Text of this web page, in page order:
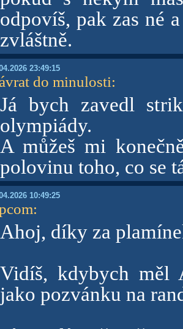
odpovíš, pak zas né
zvláštně.
23:49:15
do minulosti:
Já bych zavedl
olympiády.
A můžeš mi
polovinu toho, co se
10:49:25
:
Ahoj, díky za
Vidíš, kdybych měl
jako pozvánku na